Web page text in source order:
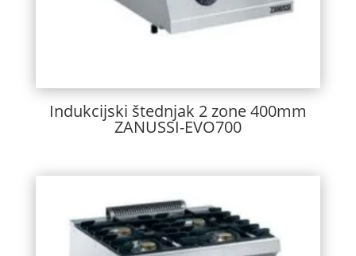
Indukcijski štednjak 2 zone 400mm
ZANUSSI-EVO700